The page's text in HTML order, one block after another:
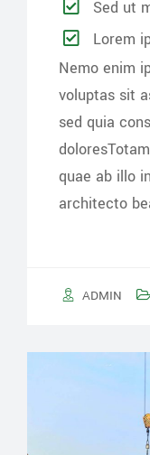
Sed ut
Lorem
Nemo enim
voluptas sit
sed quia
quae ab illo
architecto
ADMIN